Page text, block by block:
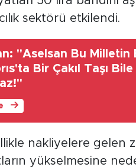
sektörü etkilendi.
"Aselsan Bu Milletin
Bir Çakıl Taşı Bile
nakliyelere gelen
yükselmesine